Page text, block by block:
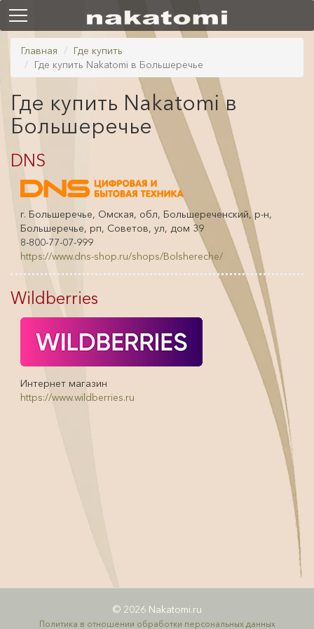
Главная
Где купить
Где купить Nakatomi в Большеречье
Где купить Nakatomi в
Большеречье
DNS
г. Большеречье, Омская, обл, Большереченский, р-н,
Большеречье, рп, Советов, ул, дом 39
8-800-77-07-999
https://www.dns-shop.ru/shops/Bolshereche/
Wildberries
Интернет магазин
https://www.wildberries.ru
© 2026 Nakatomi.ru
Политика в отношении обработки персональных данных